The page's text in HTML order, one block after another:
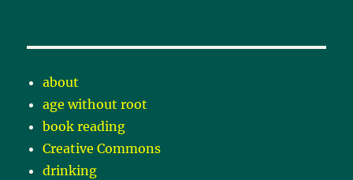
about
age without root
book reading
Creative Commons
drinking